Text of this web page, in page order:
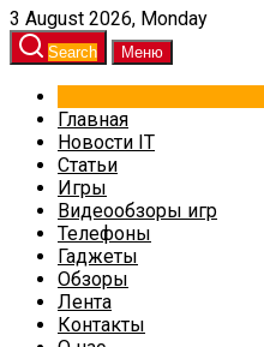
3 August 2026, Monday
Search Меню
Главная
Новости IT
Статьи
Игры
Видеообзоры игр
Телефоны
Гаджеты
Обзоры
Лента
Контакты